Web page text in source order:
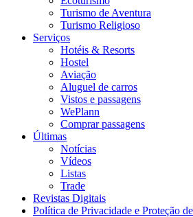
Turismo de Aventura
Turismo Religioso
Serviços
Hotéis & Resorts
Hostel
Aviação
Aluguel de carros
Vistos e passagens
WePlann
Comprar passagens
Últimas
Notícias
Vídeos
Listas
Trade
Revistas Digitais
Política de Privacidade e Proteção